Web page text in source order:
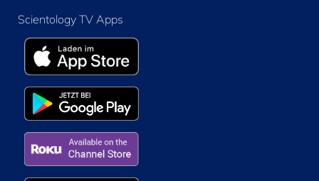
Scientology TV Apps